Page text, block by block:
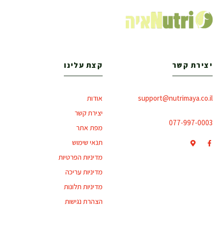
יצירת קשר
support@nutrimaya.co.il
077-997-0003
קצת עלינו
אודות
יצירת קשר
מפת אתר
תנאי שימוש
מדיניות הפרטיות
מדיניות עריכה
מדיניות תלונות
הצהרת נגישות